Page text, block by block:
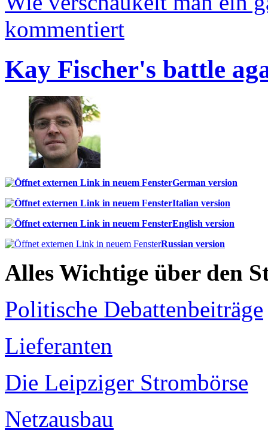
kommentiert
Kay Fischer's battle
German version
Italian version
English version
Russian version
Alles Wichtige über den
Politische Debattenbeiträge
Lieferanten
Die Leipziger Strombörse
Netzausbau